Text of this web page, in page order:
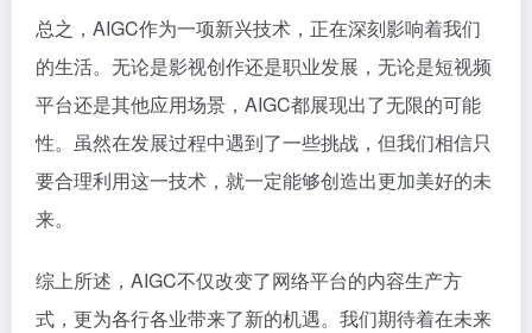
总之，AIGC作为一项新兴技术，正在深刻影响着我们
的生活。无论是影视创作还是职业发展，无论是短视频
平台还是其他应用场景，AIGC都展现出了无限的可能
性。虽然在发展过程中遇到了一些挑战，但我们相信只
要合理利用这一技术，就一定能够创造出更加美好的未
来。
综上所述，AIGC不仅改变了网络平台的内容生产方
式，更为各行各业带来了新的机遇。我们期待着在未来